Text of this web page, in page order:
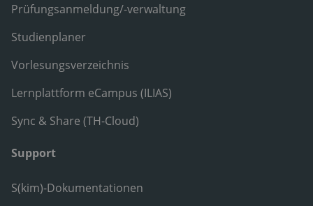
Prüfungsanmeldung/-verwaltung
Studienplaner
Vorlesungsverzeichnis
Lernplattform eCampus (ILIAS)
Sync & Share (TH-Cloud)
Support
S(kim)-Dokumentationen